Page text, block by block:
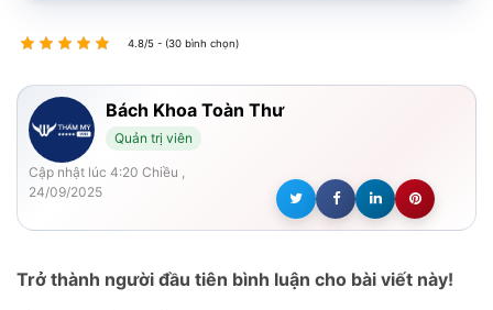
4.8/5 - (30 bình chọn)
Bách Khoa Toàn Thư
Quản trị viên
Cập nhật lúc 4:20 Chiều ,
24/09/2025
Trở thành người đầu tiên bình luận cho bài viết này!